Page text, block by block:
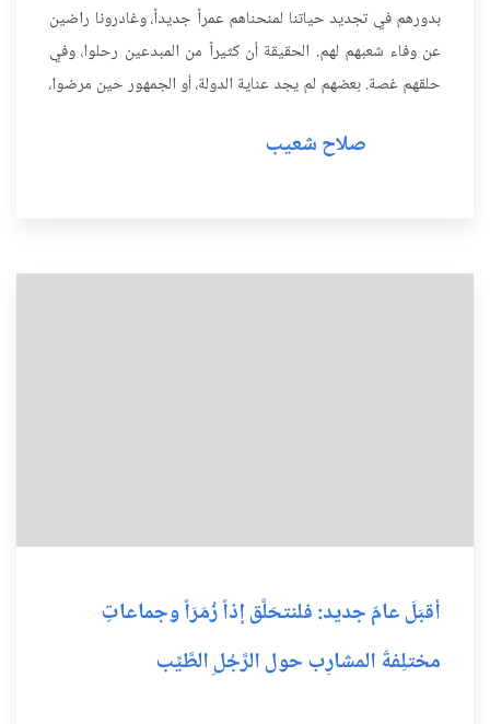
بدورهم في تجديد حياتنا لمنحناهم عمراً جديداً، وغادرونا راضين
عن وفاء شعبهم لهم. الحقيقة أن كثيراً من المبدعين رحلوا، وفي
حلقهم غصة. بعضهم لم يجد عناية الدولة، أو الجمهور حين مرضوا،
صلاح شعيب
أقبَلَ عامٌ جديد: فلنتحَلَّق إذاً زُمَرَاً وجماعاتٍ
مختلِفةَ المشارِب حول الرَّجُلِ الطَّيِّب